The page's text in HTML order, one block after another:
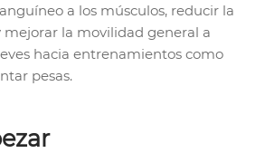
a los músculos, reducir la
la movilidad general a
hacia entrenamientos como
pesas.